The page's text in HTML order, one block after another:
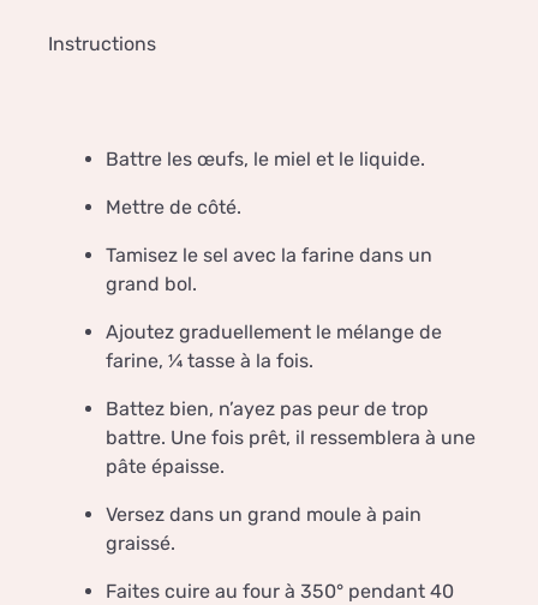
Instructions
Battre les œufs, le miel et le liquide.
Mettre de côté.
Tamisez le sel avec la farine dans un
grand bol.
Ajoutez graduellement le mélange de
farine, ¼ tasse à la fois.
Battez bien, n’ayez pas peur de trop
battre. Une fois prêt, il ressemblera à une
pâte épaisse.
Versez dans un grand moule à pain
graissé.
Faites cuire au four à 350° pendant 40